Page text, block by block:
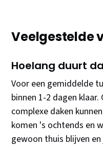
Veelgestelde
Hoelang duurt
Voor een gemiddelde
binnen 1-2 dagen
complexe daken
komen 's ochtends en
gewoon thuis blijven